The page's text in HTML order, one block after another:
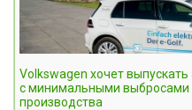
Volkswagen хочет
с минимальными выбросами
производства